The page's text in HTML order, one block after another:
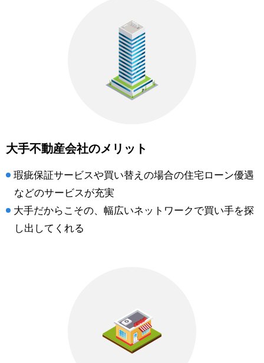
大手不動産会社のメリット
瑕疵保証サービスや買い替えの場合の住宅ローン優遇
などのサービスが充実
大手だからこその、幅広いネットワークで買い手を探
し出してくれる